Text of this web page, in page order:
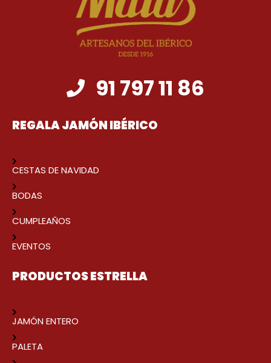
91 797 11 86
REGALA JAMÓN IBÉRICO
CESTAS DE NAVIDAD
BODAS
CUMPLEAÑOS
EVENTOS
PRODUCTOS ESTRELLA
JAMÓN ENTERO
PALETA